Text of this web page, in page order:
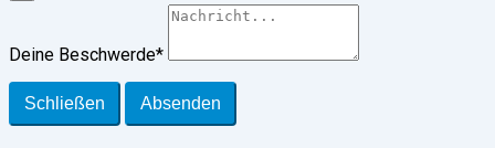
Deine Beschwerde*
Schließen Absenden